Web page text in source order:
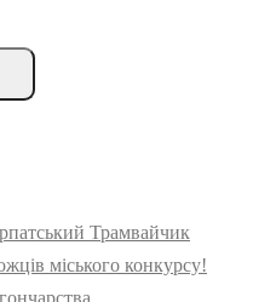
Трамвайчик
міського конкурсу!